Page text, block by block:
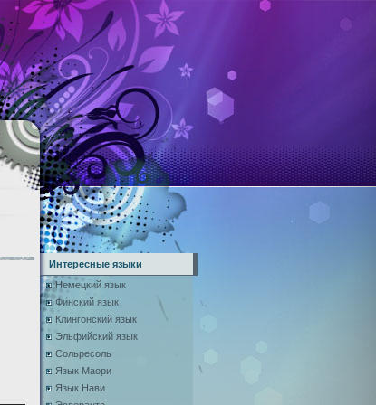
Интересные языки
Немецкий язык
Финский язык
Клингонский язык
Эльфийский язык
Сольресоль
Язык Маори
Язык Нави